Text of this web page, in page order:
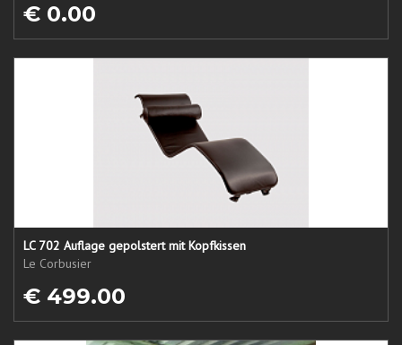
€ 0.00
LC 702 Auflage gepolstert mit Kopfkissen
Le Corbusier
€ 499.00